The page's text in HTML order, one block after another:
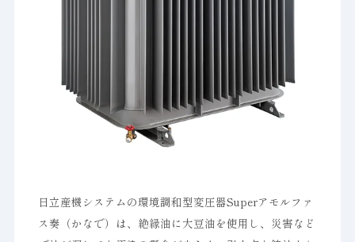
日立産機システムの環境調和型変圧器Superアモルファ
ス奏（かなで）は、絶縁油に大豆油を使用し、災害など